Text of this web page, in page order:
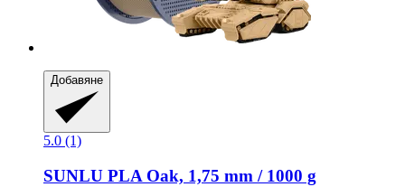
Добавяне
5.0 (1)
SUNLU PLA Oak, 1,75 mm / 1000 g